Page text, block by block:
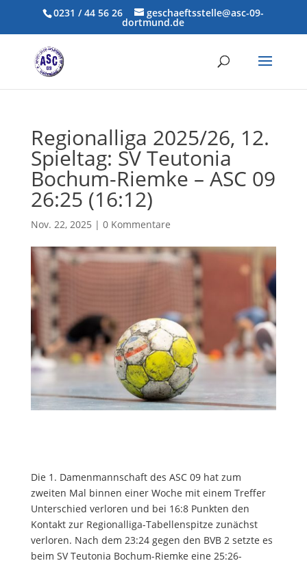
0231 / 44 56 26 geschaeftsstelle@asc-09-
dortmund.de
Regionalliga 2025/26, 12.
Spieltag: SV Teutonia
Bochum-Riemke – ASC 09
26:25 (16:12)
Nov. 22, 2025 | 0 Kommentare
Die 1. Damenmannschaft des ASC 09 hat zum
zweiten Mal binnen einer Woche mit einem Treffer
Unterschied verloren und bei 16:8 Punkten den
Kontakt zur Regionalliga-Tabellenspitze zunächst
verloren. Nach dem 23:24 gegen den BVB 2 setzte es
beim SV Teutonia Bochum-Riemke eine 25:26-